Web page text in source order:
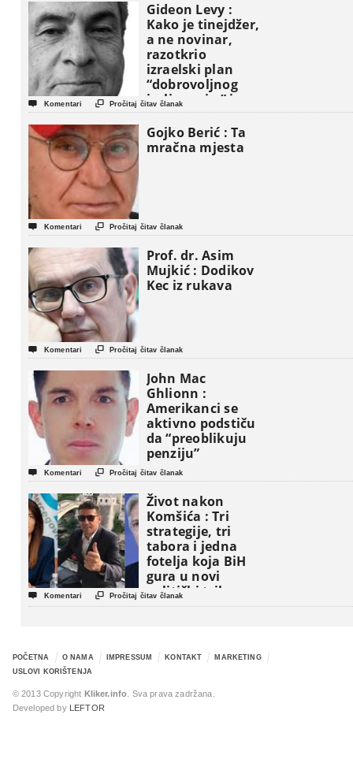
Gideon Levy :
Kako je tinejdžer,
a ne novinar,
razotkrio
izraelski plan
“dobrovoljnog
iseljavanja ” iz
Gaze
 Komentari  Pročitaj čitav članak
Gojko Berić : Ta
mračna mjesta
 Komentari  Pročitaj čitav članak
Prof. dr. Asim
Mujkić : Dodikov
Kec iz rukava
 Komentari  Pročitaj čitav članak
John Mac
Ghlionn :
Amerikanci se
aktivno podstiču
da “preoblikuju
penziju”
 Komentari  Pročitaj čitav članak
Život nakon
Komšića : Tri
strategije, tri
tabora i jedna
fotelja koja BiH
gura u novi
politički triler
 Komentari  Pročitaj čitav članak
POČETNA O NAMA IMPRESSUM KONTAKT
MARKETING
USLOVI KORIŠTENJA
© 2013 Copyright Kliker.info . Sva prava zadržana.
Developed by
LEFTOR